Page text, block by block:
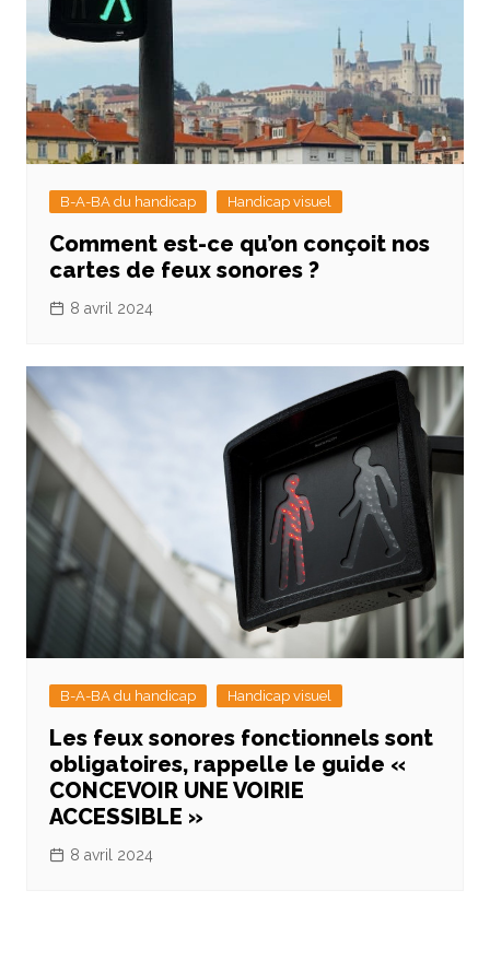
B-A-BA du handicap Handicap visuel
Comment est-ce qu’on conçoit nos
cartes de feux sonores ?
8 avril 2024
B-A-BA du handicap Handicap visuel
Les feux sonores fonctionnels sont
obligatoires, rappelle le guide «
CONCEVOIR UNE VOIRIE
ACCESSIBLE »
8 avril 2024